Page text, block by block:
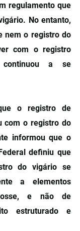
regulamento que
No entanto,
nem o registro do
com o registro
continuou a se
o registro de
com o registro do
informou que o
definiu que
do vigário se
a elementos
e não de
estruturado e